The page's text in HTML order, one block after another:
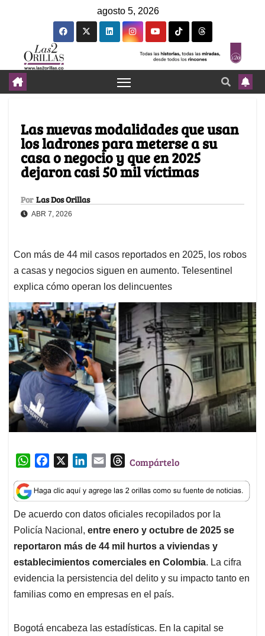
agosto 5, 2026
Las nuevas modalidades que usan
los ladrones para meterse a su
casa o negocio y que en 2025
dejaron casi 50 mil víctimas
Por Las Dos Orillas
ABR 7, 2026
Con más de 44 mil casos reportados en 2025, los robos
a casas y negocios siguen en aumento. Telesentinel
explica cómo operan los delincuentes
W
a
t
s
A
p
p
c
e
b
o
o
k
n
k
e
d
I
n
a
i
l
T
r
e
a
d
s
Compártelo
De acuerdo con datos oficiales recopilados por la
Policía Nacional, entre enero y octubre de 2025 se
reportaron más de 44 mil hurtos a viviendas y
establecimientos comerciales en Colombia. La cifra
evidencia la persistencia del delito y su impacto tanto en
familias como en empresas en el país.
Bogotá encabeza las estadísticas. En la capital se